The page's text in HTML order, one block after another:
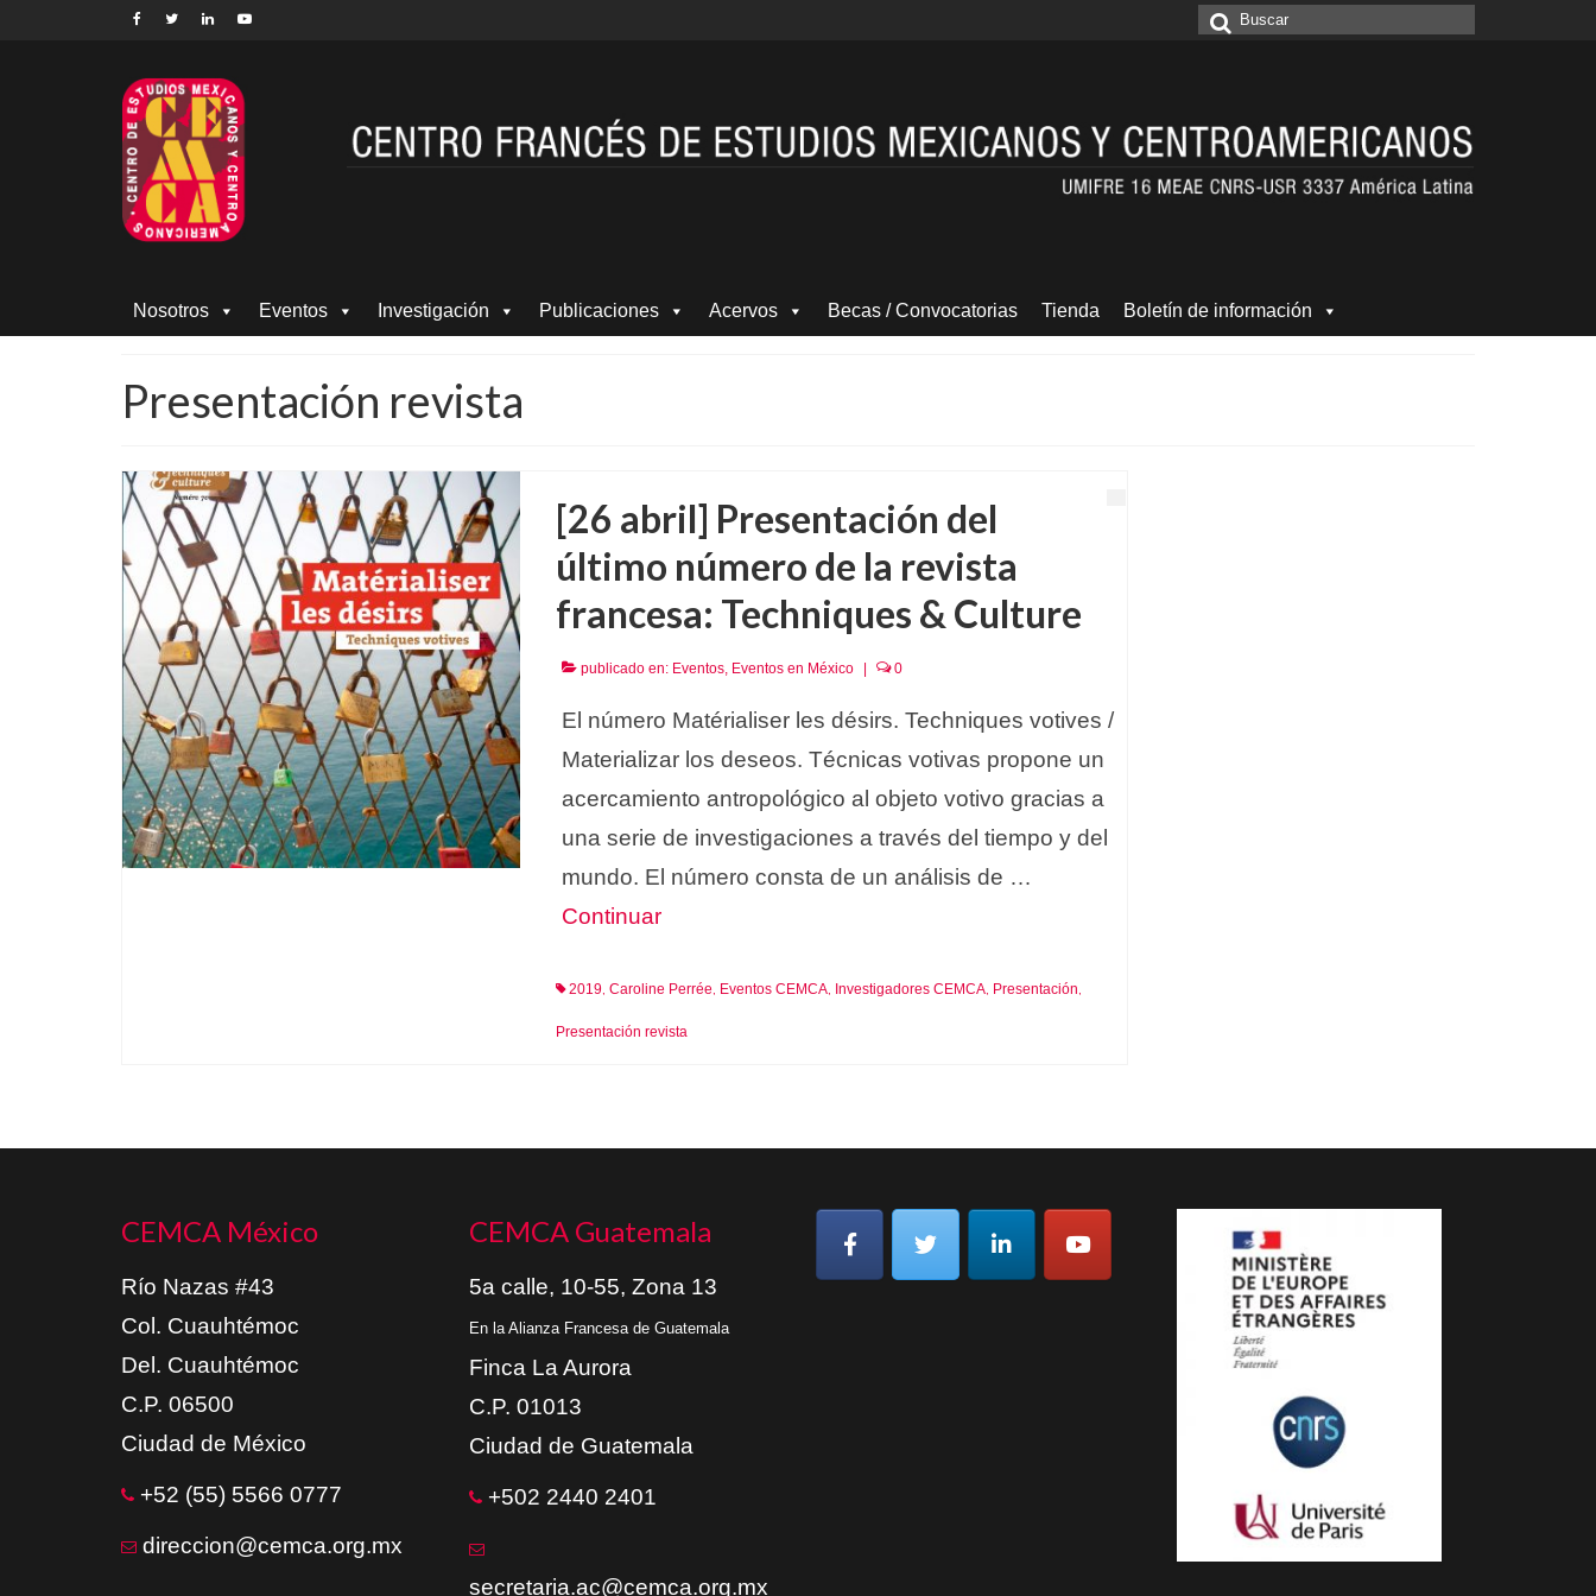
Buscar
Nosotros Eventos Investigación Publicaciones Acervos Becas / Convocatorias Tienda Boletín de información
Presentación revista
[26 abril] Presentación del
último número de la revista
francesa: Techniques & Culture
publicado en: Eventos, Eventos en México | 0
El número Matérialiser les désirs. Techniques votives /
Materializar los deseos. Técnicas votivas propone un
acercamiento antropológico al objeto votivo gracias a
una serie de investigaciones a través del tiempo y del
mundo. El número consta de un análisis de …
Continuar
2019, Caroline Perrée Eventos CEMCA, Investigadores CEMCA, Presentación
Presentación revista
CEMCA México
Río Nazas #43
Col. Cuauhtémoc
Del. Cuauhtémoc
C.P. 06500
Ciudad de México
+52 (55) 5566 0777
direccion@cemca.org.mx
CEMCA Guatemala
5a calle, 10-55, Zona 13
En la Alianza Francesa de Guatemala
Finca La Aurora
C.P. 01013
Ciudad de Guatemala
+502 2440 2401
secretaria.ac@cemca.org.mx